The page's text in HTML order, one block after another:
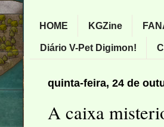
HOME KGZine
Diário V-Pet Digimon!
quinta-feira, 24 de
A caixa